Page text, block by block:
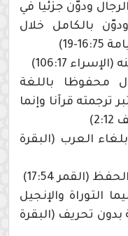
ودوّن جزئيا في
بالكامل خلال
19)
106:17)
محفوظا باللغة
ترجمته قرآنا وإنما
العرب (البقرة
(القمر 17:54)
التوراة والإنجيل
بدون تحريف (البقرة